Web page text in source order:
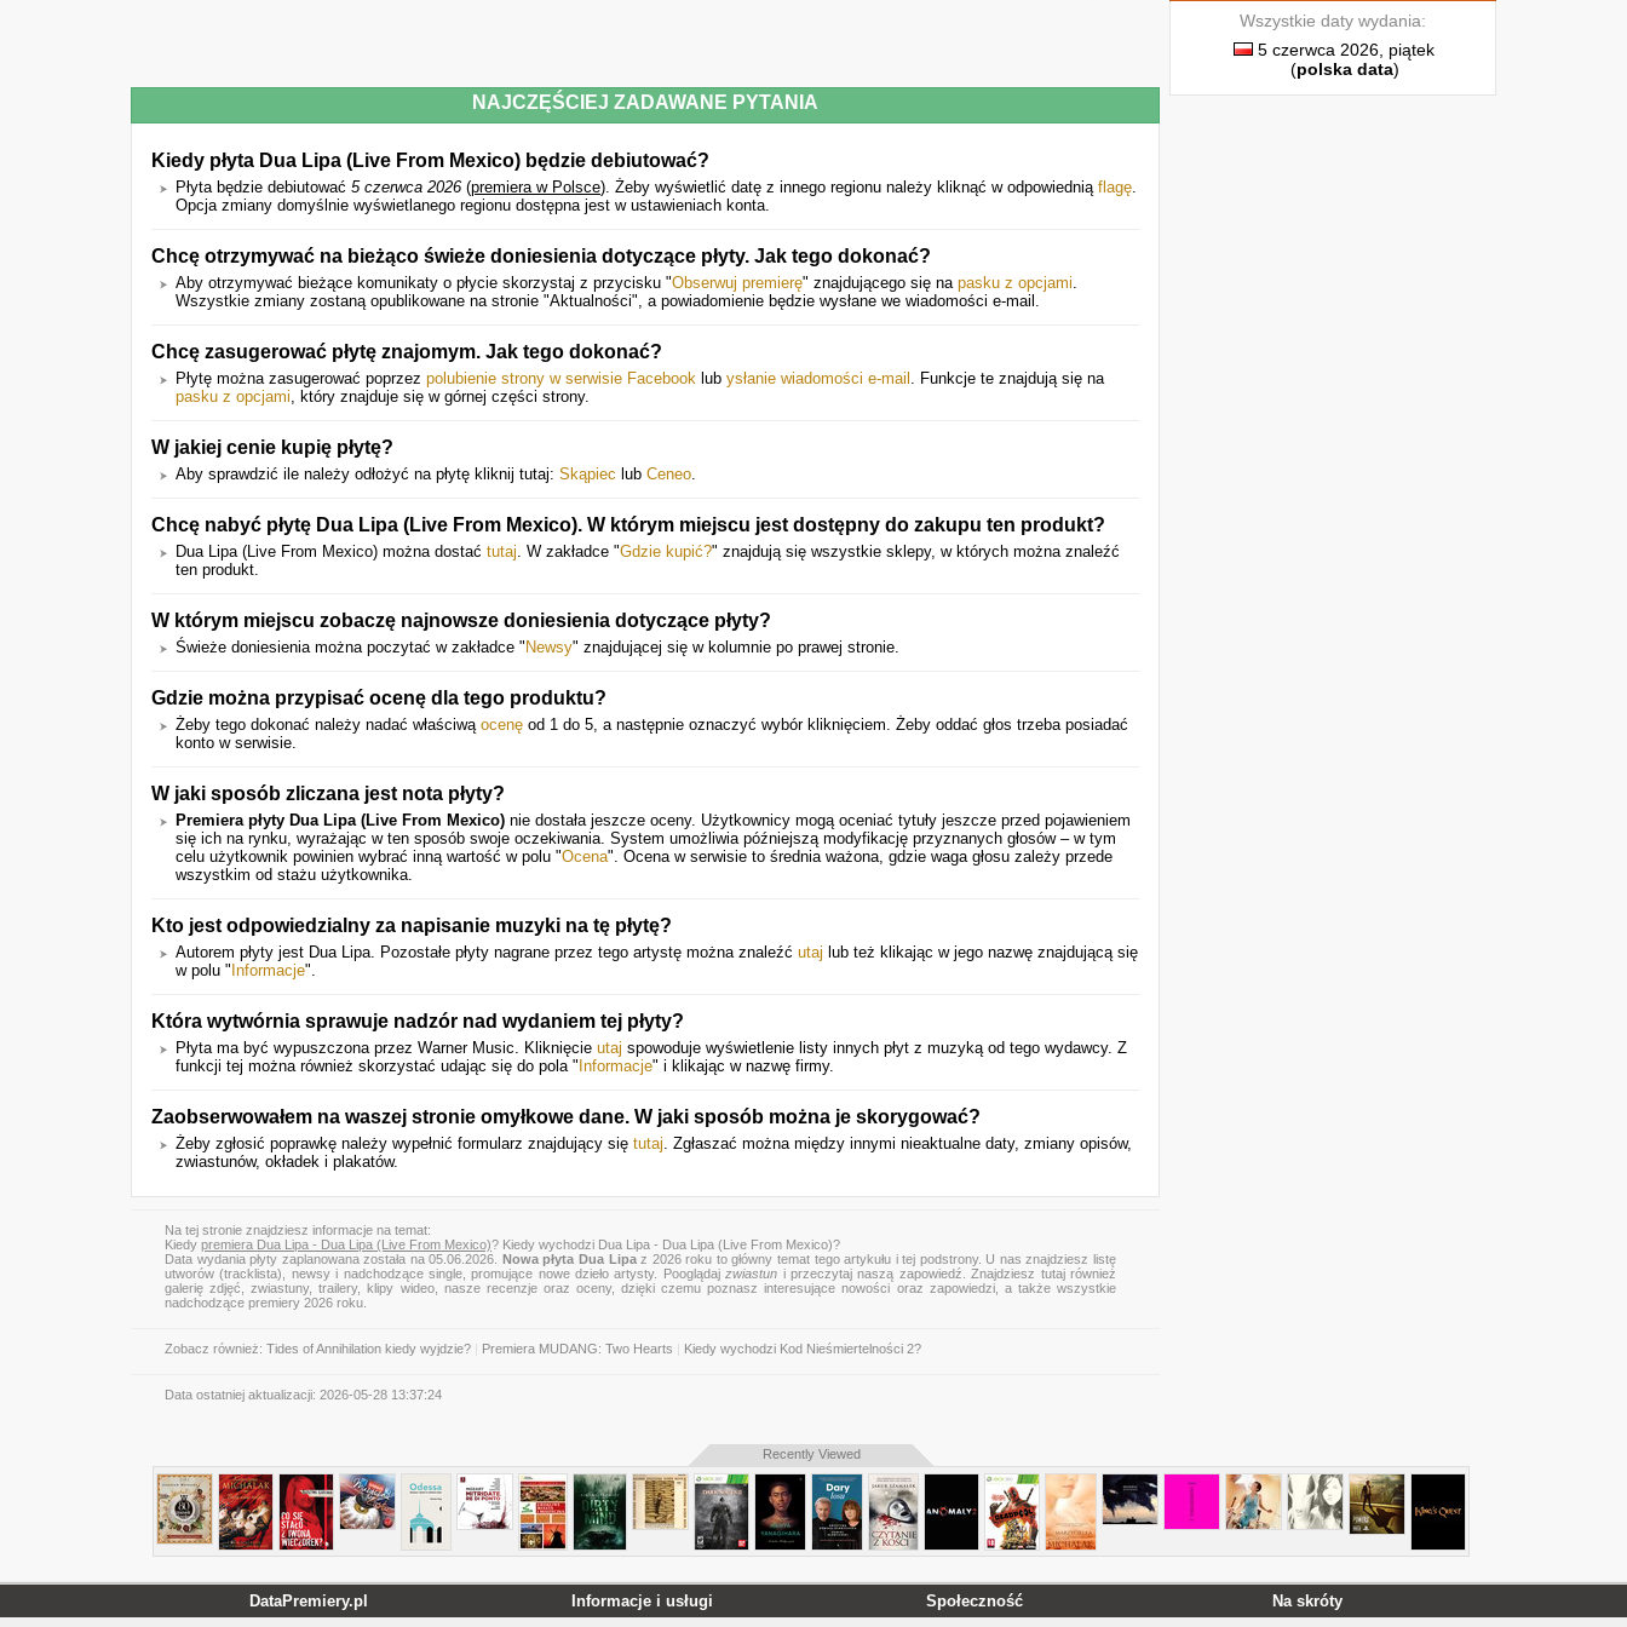
NAJCZĘŚCIEJ ZADAWANE PYTANIA
Kiedy płyta Dua Lipa (Live From Mexico) będzie debiutować?
Płyta będzie debiutować 5 czerwca 2026 (premiera w Polsce). Żeby wyświetlić datę z innego regionu należy kliknąć w odpowiednią flagę.
Opcja zmiany domyślnie wyświetlanego regionu dostępna jest w ustawieniach konta.
Chcę otrzymywać na bieżąco świeże doniesienia dotyczące płyty. Jak tego dokonać?
Aby otrzymywać bieżące komunikaty o płycie skorzystaj z przycisku "Obserwuj premierę" znajdującego się na pasku z opcjami.
Wszystkie zmiany zostaną opublikowane na stronie "Aktualności", a powiadomienie będzie wysłane we wiadomości e-mail.
Chcę zasugerować płytę znajomym. Jak tego dokonać?
Płytę można zasugerować poprzez polubienie strony w serwisie Facebook lub ysłanie wiadomości e-mail . Funkcje te znajdują się na
pasku z opcjami, który znajduje się w górnej części strony.
W jakiej cenie kupię płytę?
Aby sprawdzić ile należy odłożyć na płytę kliknij tutaj: Skąpiec lub Ceneo.
Chcę nabyć płytę Dua Lipa (Live From Mexico). W którym miejscu jest dostępny do zakupu ten produkt?
Dua Lipa (Live From Mexico) można dostać tutaj. W zakładce "Gdzie kupić?" znajdują się wszystkie sklepy, w których można znaleźć
ten produkt.
W którym miejscu zobaczę najnowsze doniesienia dotyczące płyty?
Świeże doniesienia można poczytać w zakładce " Newsy" znajdującej się w kolumnie po prawej stronie.
Gdzie można przypisać ocenę dla tego produktu?
Żeby tego dokonać należy nadać właściwą ocenę od 1 do 5, a następnie oznaczyć wybór kliknięciem. Żeby oddać głos trzeba posiadać
konto w serwisie.
W jaki sposób zliczana jest nota płyty?
Premiera płyty Dua Lipa (Live From Mexico) nie dostała jeszcze oceny. Użytkownicy mogą oceniać tytuły jeszcze przed pojawieniem
się ich na rynku, wyrażając w ten sposób swoje oczekiwania. System umożliwia późniejszą modyfikację przyznanych głosów – w tym
celu użytkownik powinien wybrać inną wartość w polu "Ocena". Ocena w serwisie to średnia ważona, gdzie waga głosu zależy przede
wszystkim od stażu użytkownika.
Kto jest odpowiedzialny za napisanie muzyki na tę płytę?
Autorem płyty jest Dua Lipa. Pozostałe płyty nagrane przez tego artystę można znaleźć utaj lub też klikając w jego nazwę znajdującą się
w polu " Informacje".
Która wytwórnia sprawuje nadzór nad wydaniem tej płyty?
Płyta ma być wypuszczona przez Warner Music. Kliknięcie utaj spowoduje wyświetlenie listy innych płyt z muzyką od tego wydawcy. Z
funkcji tej można również skorzystać udając się do pola " Informacje" i klikając w nazwę firmy.
Zaobserwowałem na waszej stronie omyłkowe dane. W jaki sposób można je skorygować?
Żeby zgłosić poprawkę należy wypełnić formularz znajdujący się tutaj. Zgłaszać można między innymi nieaktualne daty, zmiany opisów,
zwiastunów, okładek i plakatów.
Na tej stronie znajdziesz informacje na temat:
Kiedy premiera Dua Lipa - Dua Lipa (Live From Mexico)? Kiedy wychodzi Dua Lipa - Dua Lipa (Live From Mexico)?
Data wydania płyty zaplanowana została na 05.06.2026. Nowa płyta Dua Lipaz 2026 roku to główny temat tego artykułu i tej podstrony. U nas znajdziesz listę
utworów (tracklista), newsy i nadchodzące single, promujące nowe dzieło artysty. Pooglądajzwiastun i przeczytaj naszą zapowiedź. Znajdziesz tutaj również
galerię zdjęć, zwiastuny, trailery, klipy wideo, nasze recenzje oraz oceny, dzięki czemu poznasz interesujące nowości oraz zapowiedzi, a także wszystkie
nadchodzące premiery 2026 roku.
Zobacz również: Tides of Annihilation kiedy wyjdzie? Premiera MUDANG: Two Hearts Kiedy wychodzi Kod Nieśmiertelności 2?
Data ostatniej aktualizacji: 2026-05-28 13:37:24
Wszystkie daty wydania:
5 czerwca 2026, piątek
(polska data)
Recently Viewed
DataPremiery.pl Informacje i usługi Społeczność Na skróty